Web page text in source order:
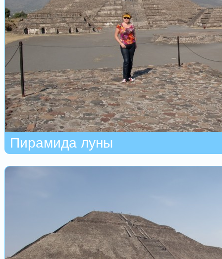
Пирамида луны